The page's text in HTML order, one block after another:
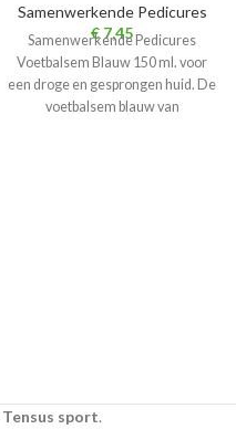
Samenwerkende Pedicures
€ 7,45
Samenwerkende Pedicures
Voetbalsem Blauw 150 ml. voor
een droge en gesprongen huid. De
voetbalsem blauw van
Tensus sport.